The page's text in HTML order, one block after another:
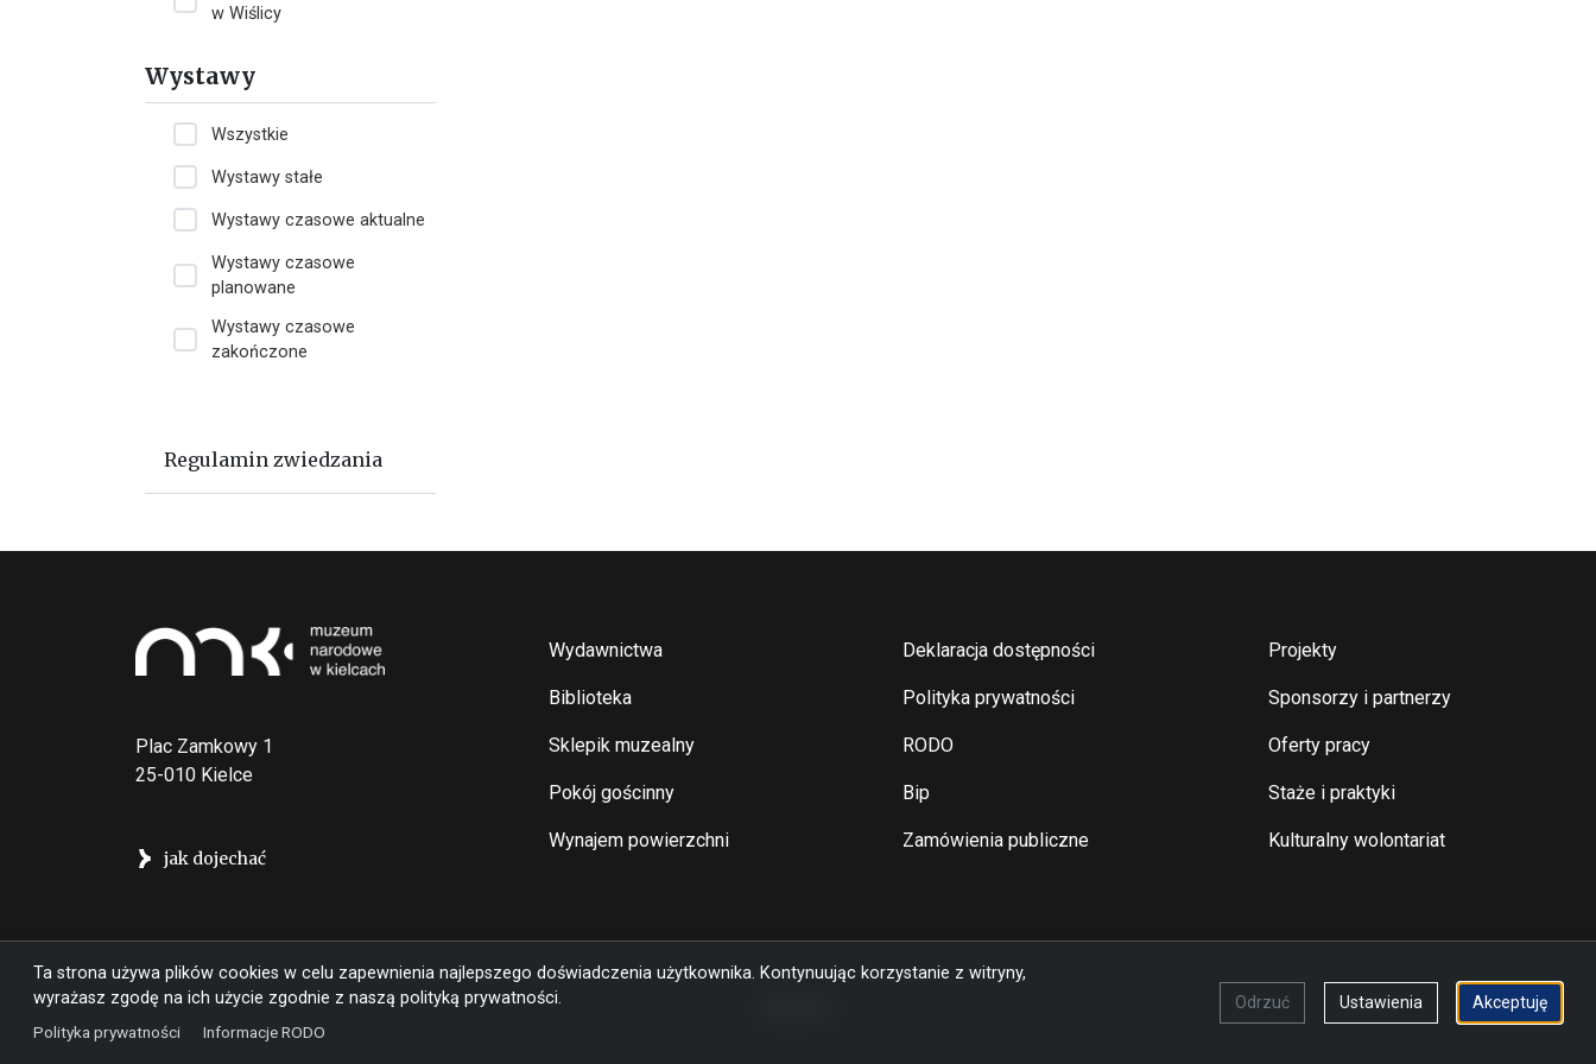
w Wiślicy
Wystawy
Wszystkie
Wystawy stałe
Wystawy czasowe aktualne
Wystawy czasowe
planowane
Wystawy czasowe
zakończone
Dla zwiedzających
Regulamin zwiedzania
Plac Zamkowy 1
25-010 Kielce
jak dojechać
Stopka
Wydawnictwa
Biblioteka
Sklepik muzealny
Pokój gościnny
Wynajem powierzchni
Stopka 2
Deklaracja dostępności
Polityka prywatności
RODO
Bip
Zamówienia publiczne
Najważniejsze
Projekty
Sponsorzy i partnerzy
Oferty pracy
Staże i praktyki
Kulturalny wolontariat
Ta strona używa plików cookies w celu zapewnienia najlepszego doświadczenia użytkownika. Kontynuując korzystanie z witryny,
wyrażasz zgodę na ich użycie zgodnie z naszą polityką prywatności.
Polityka prywatności Informacje RODO
Odrzuć Ustawienia Akceptuję